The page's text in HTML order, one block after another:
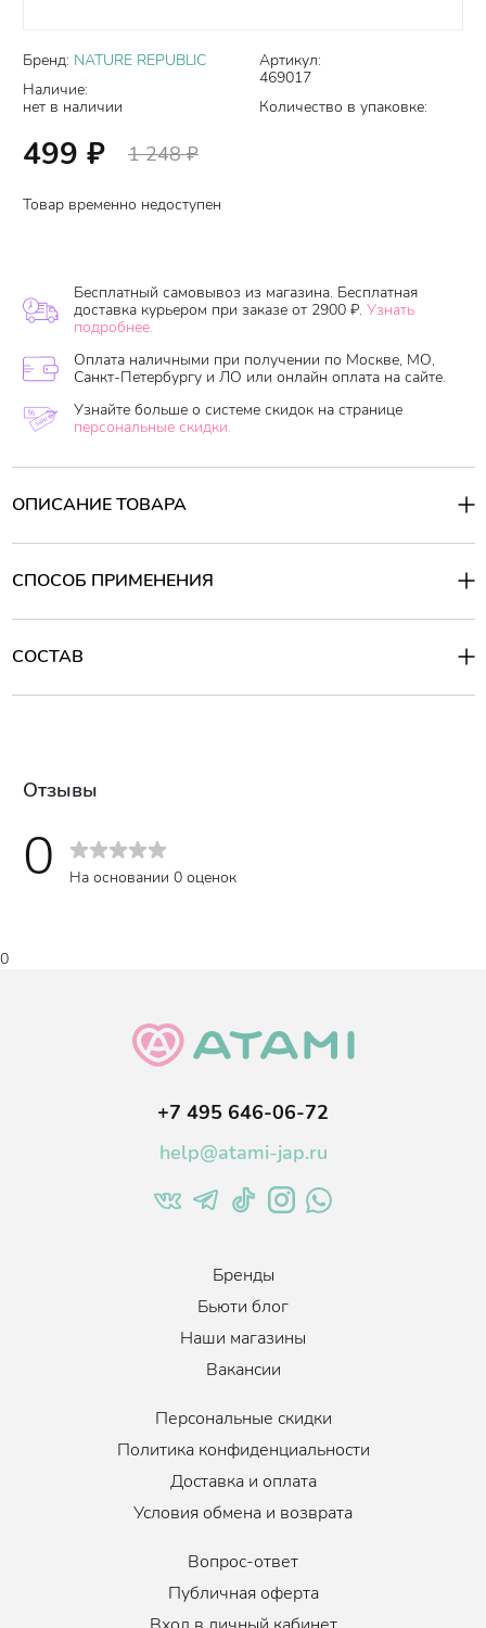
Бренд: NATURE REPUBLIC
Наличие:
нет в наличии
Артикул:
469017
Количество в упаковке:
499 ₽ 1 248₽
Товар временно недоступен
Бесплатный самовывоз из магазина. Бесплатная
доставка курьером при заказе от 2900 ₽. Узнать
подробнее.
Оплата наличными при получении по Москве, МО,
Санкт-Петербургу и ЛО или онлайн оплата на сайте.
Узнайте больше о системе скидок на странице
персональные скидки.
ОПИСАНИЕ ТОВАРА
СПОСОБ ПРИМЕНЕНИЯ
СОСТАВ
Отзывы
0 На основании 0 оценок
0
+7 495 646-06-72
help@atami-jap.ru
Бренды
Бьюти блог
Наши магазины
Вакансии
Персональные скидки
Политика конфиденциальности
Доставка и оплата
Условия обмена и возврата
Вопрос-ответ
Публичная оферта